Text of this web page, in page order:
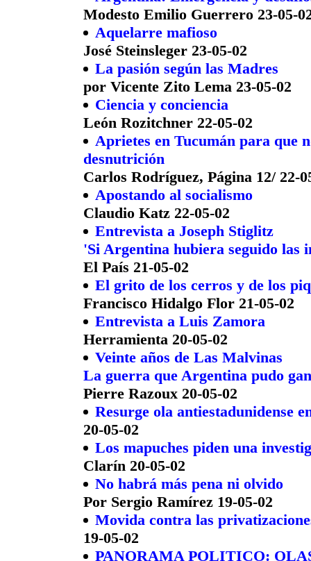
Modesto Emilio Guerrero 23-05-
Aquelarre mafioso
José Steinsleger 23-05-02
La pasión según las Madres
por Vicente Zito Lema 23-05-02
Ciencia y conciencia
León Rozitchner 22-05-02
Aprietes en Tucumán para que
desnutrición
Carlos Rodríguez, Página 12/ 22-
Apostando al socialismo
Claudio Katz 22-05-02
Entrevista a Joseph Stiglitz
'Si Argentina hubiera seguido las
El País 21-05-02
El grito de los cerros y de los
Francisco Hidalgo Flor 21-05-02
Entrevista a Luis Zamora
Herramienta 20-05-02
Veinte años de Las Malvinas
La guerra que Argentina pudo
Pierre Razoux 20-05-02
Resurge ola antiestadunidense
20-05-02
Los mapuches piden una
Clarín 20-05-02
No habrá más pena ni olvido
Por Sergio Ramírez 19-05-02
Movida contra las
19-05-02
PANORAMA POLITICO: